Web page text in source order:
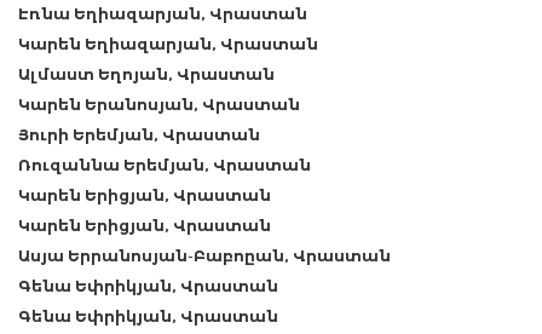
Էռնա Եղիազարյան, Վրաստան
Կարեն Եղիազարյան, Վրաստան
Ալմաստ Եղոյան, Վրաստան
Կարեն Երանոսյան, Վրաստան
Յուրի Երեմյան, Վրաստան
Ռուզաննա Երեմյան, Վրաստան
Կարեն Երիցյան, Վրաստան
Կարեն Երիցյան, Վրաստան
Ասյա Երրանոսյան-Բաբոըան, Վրաստան
Գենա Եփրիկյան, Վրաստան
Գենա Եփրիկյան, Վրաստան